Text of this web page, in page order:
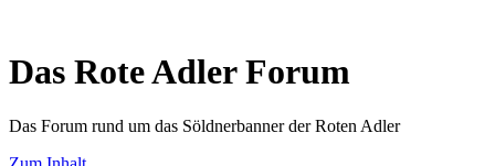
Das Rote Adler Forum
Das Forum rund um das Söldnerbanner der Roten Adler